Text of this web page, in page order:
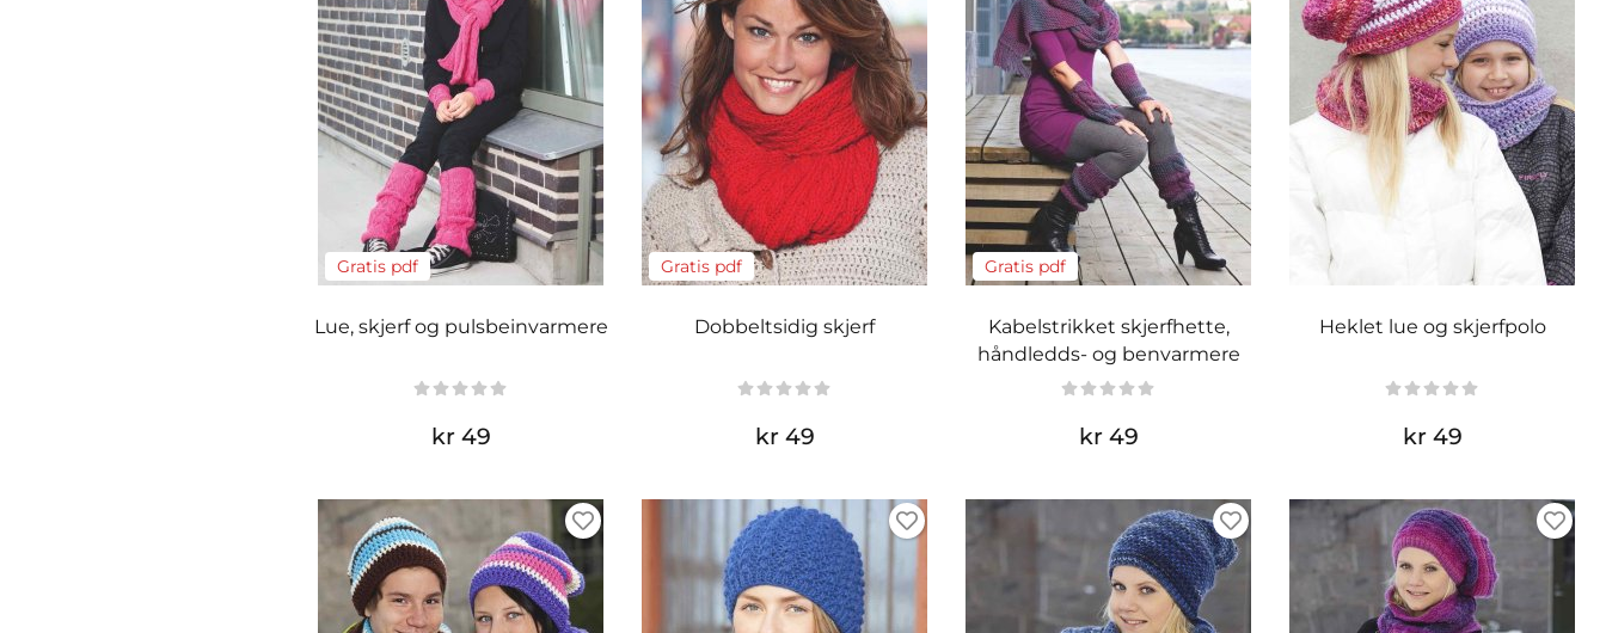
Gratis pdf
Lue, skjerf og pulsbeinvarmere
kr 49
Gratis pdf
Dobbeltsidig skjerf
kr 49
Gratis pdf
Kabelstrikket skjerfhette,
håndledds- og benvarmere
kr 49
Heklet lue og skjerfpolo
kr 49